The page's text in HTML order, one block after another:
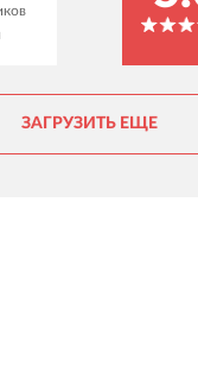
ЗАГРУЗИТЬ ЕЩЕ